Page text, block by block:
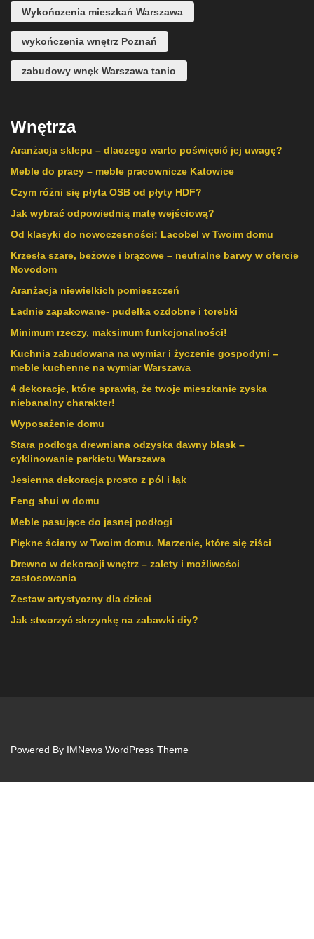
Wykończenia mieszkań Warszawa
wykończenia wnętrz Poznań
zabudowy wnęk Warszawa tanio
Wnętrza
Aranżacja sklepu – dlaczego warto poświęcić jej uwagę?
Meble do pracy – meble pracownicze Katowice
Czym różni się płyta OSB od płyty HDF?
Jak wybrać odpowiednią matę wejściową?
Od klasyki do nowoczesności: Lacobel w Twoim domu
Krzesła szare, beżowe i brązowe – neutralne barwy w ofercie
Novodom
Aranżacja niewielkich pomieszczeń
Ładnie zapakowane- pudełka ozdobne i torebki
Minimum rzeczy, maksimum funkcjonalności!
Kuchnia zabudowana na wymiar i życzenie gospodyni –
meble kuchenne na wymiar Warszawa
4 dekoracje, które sprawią, że twoje mieszkanie zyska
niebanalny charakter!
Wyposażenie domu
Stara podłoga drewniana odzyska dawny blask –
cyklinowanie parkietu Warszawa
Jesienna dekoracja prosto z pól i łąk
Feng shui w domu
Meble pasujące do jasnej podłogi
Piękne ściany w Twoim domu. Marzenie, które się ziści
Drewno w dekoracji wnętrz – zalety i możliwości
zastosowania
Zestaw artystyczny dla dzieci
Jak stworzyć skrzynkę na zabawki diy?
Powered By IMNews WordPress Theme